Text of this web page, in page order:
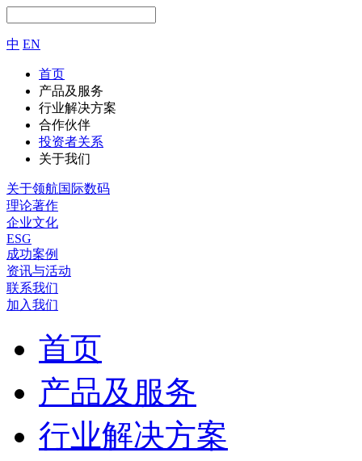
中 EN
首页
产品及服务
行业解决方案
合作伙伴
投资者关系
关于我们
关于领航国际数码
理论著作
企业文化
ESG
成功案例
资讯与活动
联系我们
加入我们
首页
产品及服务
行业解决方案